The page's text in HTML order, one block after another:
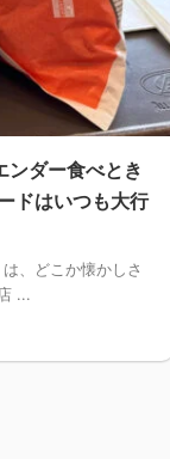
ンダー食べとき
ドはいつも大行
、どこか懐かしさ
...